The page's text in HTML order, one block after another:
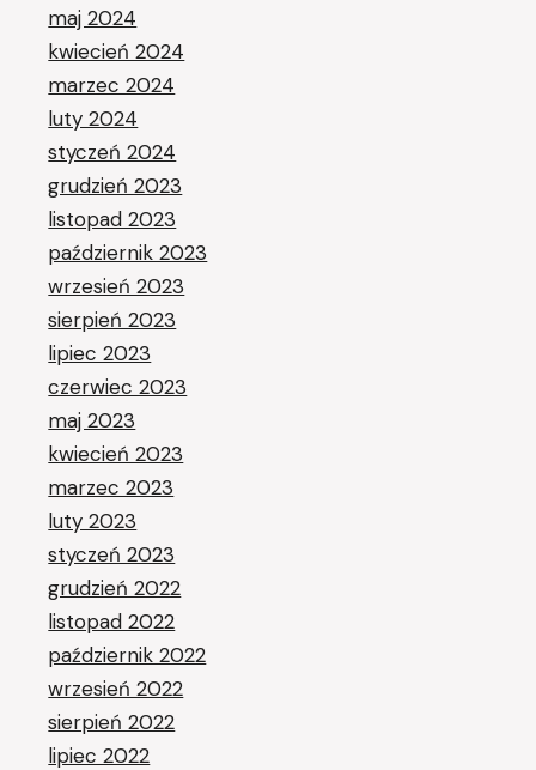
maj 2024
kwiecień 2024
marzec 2024
luty 2024
styczeń 2024
grudzień 2023
listopad 2023
październik 2023
wrzesień 2023
sierpień 2023
lipiec 2023
czerwiec 2023
maj 2023
kwiecień 2023
marzec 2023
luty 2023
styczeń 2023
grudzień 2022
listopad 2022
październik 2022
wrzesień 2022
sierpień 2022
lipiec 2022